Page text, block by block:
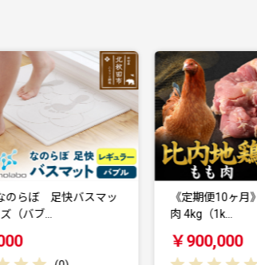
スマッ
《定期便10ヶ月》 比内地鶏 もも